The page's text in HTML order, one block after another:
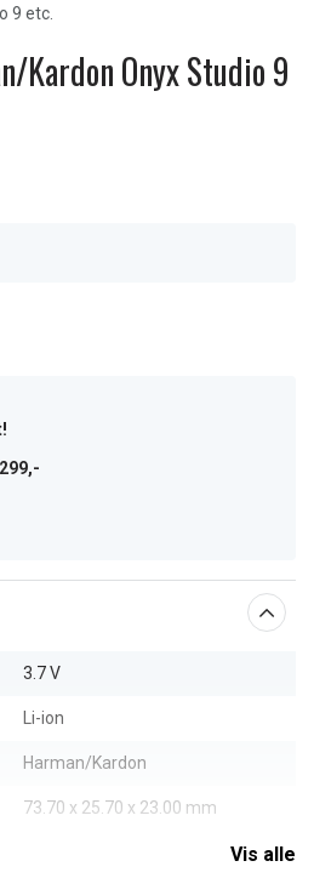
9 etc.
Kardon Onyx Studio 9
3.7 V
Li-ion
Harman/Kardon
73.70 x 25.70 x 23.00 mm
Vis alle